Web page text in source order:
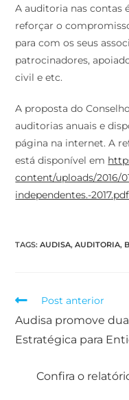
A auditoria nas contas
reforçar o
para com os seus
patrocinadores,
civil e etc.
A proposta do
auditorias anuais e
página na internet. A
está disponível em
content/uploads/2016/
independentes.-2017.pdf
TAGS:AUDISA, AUDITORIA,
Post anterior
Audisa promove
Estratégica para
Confira o